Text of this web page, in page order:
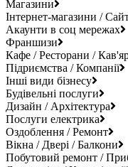
Магазини
Інтернет-магазини /
Акаунти в соц мережах
Франшизи
Кафе / Ресторани /
Підриємства / Компанії
Інші види бізнесу
Будівельні послуги
Дизайн / Архітектура
Послуги електрика
Оздоблення / Ремонт
Вікна / Двері / Балкони
Побутовий ремонт /